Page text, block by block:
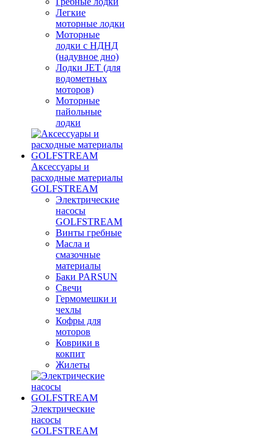
Легкие
моторные лодки
Моторные
лодки с НДНД
(надувное дно)
Лодки JET (для
водометных
моторов)
Моторные
пайольные
лодки
Аксессуары и
расходные материалы
GOLFSTREAM
Электрические
насосы
GOLFSTREAM
Винты гребные
Масла и
смазочные
материалы
Баки PARSUN
Свечи
Гермомешки и
чехлы
Кофры для
моторов
Коврики в
кокпит
Жилеты
Электрические
насосы
GOLFSTREAM